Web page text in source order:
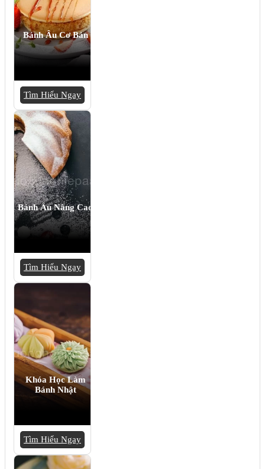
Bánh Âu Cơ Bản
Tìm Hiểu Ngay
Bánh Âu Nâng Cao
Tìm Hiểu Ngay
Khóa Học Làm
Bánh Nhật
Tìm Hiểu Ngay